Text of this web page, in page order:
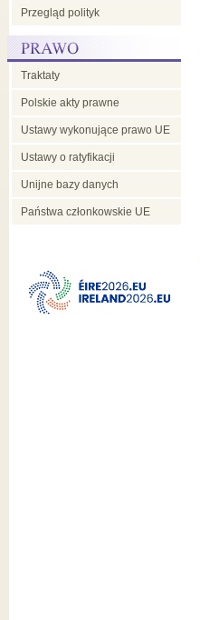
Przegląd polityk
Traktaty
Polskie akty prawne
Ustawy wykonujące prawo UE
Ustawy o ratyfikacji
Unijne bazy danych
Państwa członkowskie UE